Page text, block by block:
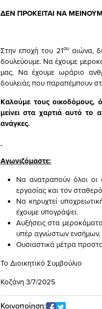
ΔΕΝ ΠΡΟΚΕΙΤΑΙ ΝΑ
Στην εποχή του 21ουαιώνα,
δουλεύουμε. Να έχουμε
μας. Να έχουμε ωράριο
δουλειάς που παραπέμπουν
Καλούμε τους οικοδόμους,
μείνει στα χαρτιά αυτό το
ανάγκες.
Αγωνιζόμαστε:
Να ανατραπούν όλοι οι
εργασίας και τον
Να κηρυχτεί
έχουμε υπογράψει.
Αυξήσεις στα
υπέρ αγνώστων
Ουσιαστικά μέτρα
Το Διοικητικό Συμβούλιο
Κοζάνη 3/7/2025
Κοινοποίηση: